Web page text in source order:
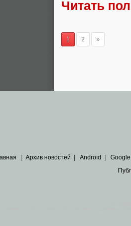
Читать
1 2 »
| Архив новостей | Android | Google